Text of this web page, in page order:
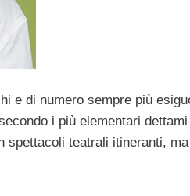
e di numero sempre più
i più elementari dettami
spettacoli teatrali itineranti,